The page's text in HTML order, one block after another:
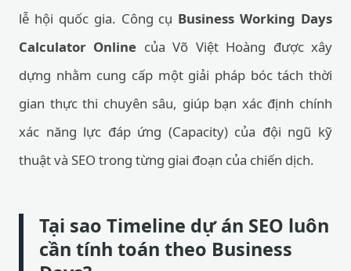
lễ hội quốc gia. Công cụ Business Working Days
Calculator Online của Võ Việt Hoàng được xây
dựng nhằm cung cấp một giải pháp bóc tách thời
gian thực thi chuyên sâu, giúp bạn xác định chính
xác năng lực đáp ứng (Capacity) của đội ngũ kỹ
thuật và SEO trong từng giai đoạn của chiến dịch.
Tại sao Timeline dự án SEO luôn
cần tính toán theo Business